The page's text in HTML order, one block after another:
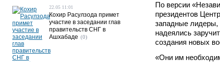
По версии
президентов
западные лидеры,
надеялись
создания новых
«Они им
22.05 11:01
Кохир Расулзода примет
участие в заседании глав
правительств СНГ в
Ашхабаде (0)